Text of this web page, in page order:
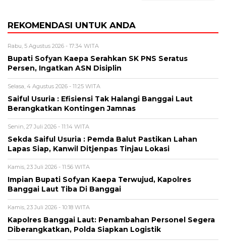
REKOMENDASI UNTUK ANDA
Rabu, 5 Agustus 2026 - 17:34 WITA
Bupati Sofyan Kaepa Serahkan SK PNS Seratus
Persen, Ingatkan ASN Disiplin
Selasa, 4 Agustus 2026 - 11:25 WITA
Saiful Usuria : Efisiensi Tak Halangi Banggai Laut
Berangkatkan Kontingen Jamnas
Senin, 27 Juli 2026 - 11:14 WITA
Sekda Saiful Usuria : Pemda Balut Pastikan Lahan
Lapas Siap, Kanwil Ditjenpas Tinjau Lokasi
Kamis, 23 Juli 2026 - 11:56 WITA
Impian Bupati Sofyan Kaepa Terwujud, Kapolres
Banggai Laut Tiba Di Banggai
Kamis, 23 Juli 2026 - 10:18 WITA
Kapolres Banggai Laut: Penambahan Personel Segera
Diberangkatkan, Polda Siapkan Logistik